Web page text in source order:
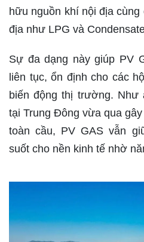
hữu nguồn khí nội địa
địa như LPG và
Sự đa dạng này giúp PV
liên tục, ổn định cho các
biến động thị trường.
tại Trung Đông vừa qua
toàn cầu, PV GAS vẫn
suốt cho nền kinh tế nhờ